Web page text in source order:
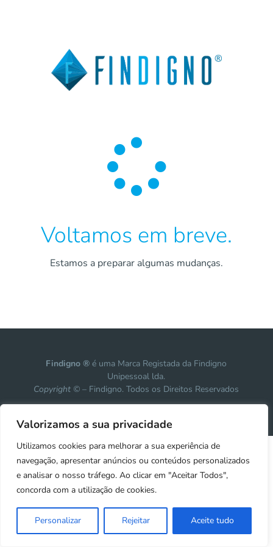
Valorizamos a sua privacidade
Utilizamos cookies para melhorar a sua experiência de
navegação, apresentar anúncios ou conteúdos personalizados
e analisar o nosso tráfego. Ao clicar em "Aceitar Todos",
concorda com a utilização de cookies.
Personalizar Rejeitar Aceite tudo

Voltamos em breve.
Estamos a preparar algumas mudanças.
Findigno ® é uma Marca Registada da Findigno
Unipessoal lda.
Copyright © – Findigno. Todos os Direitos Reservados